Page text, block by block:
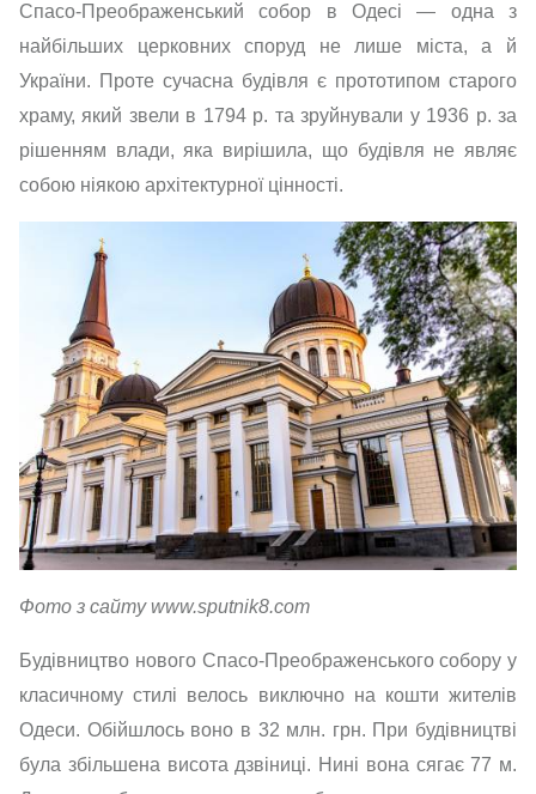
Спасо-Преображенський собор в Одесі — одна з
найбільших церковних споруд не лише міста, а й
України. Проте сучасна будівля є прототипом старого
храму, який звели в 1794 р. та зруйнували у 1936 р. за
рішенням влади, яка вирішила, що будівля не являє
собою ніякою архітектурної цінності.
Фото з сайту www.sputnik8.com
Будівництво нового Спасо-Преображенського собору у
класичному стилі велось виключно на кошти жителів
Одеси. Обійшлось воно в 32 млн. грн. При будівництві
була збільшена висота дзвіниці. Нині вона сягає 77 м.